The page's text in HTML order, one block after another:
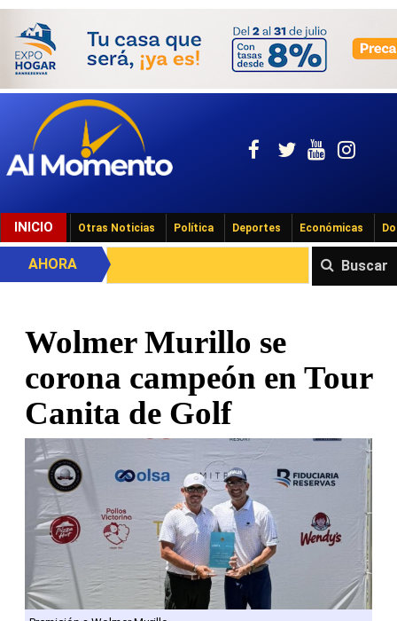
INICIO Otras Noticias Política Deportes Económicas
Buscar
AHORA
Wolmer Murillo se
corona campeón en Tour
Canita de Golf